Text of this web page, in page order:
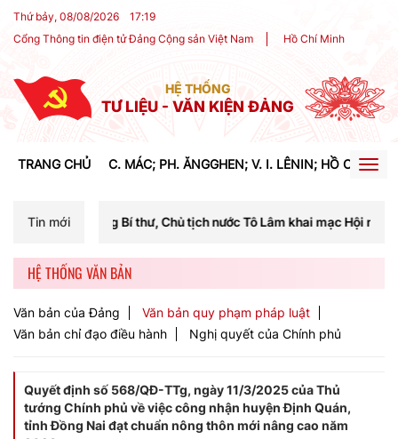
Thứ bảy, 08/08/2026 17:19
Cổng Thông tin điện tử Đảng Cộng sản Việt Nam
Hồ Chí Minh
HỆ THỐNG
TƯ LIỆU - VĂN KIỆN ĐẢNG
TRANG CHỦ C. MÁC; PH. ĂNGGHEN; V. I. LÊNIN; HỒ CHÍ
Tin mới
Bí thư, Chủ tịch nước Tô Lâm khai mạc Hội nghị Trung ương lần
HỆ THỐNG VĂN BẢN
Văn bản của Đảng
Văn bản quy phạm pháp luật
Văn bản chỉ đạo điều hành
Nghị quyết của Chính phủ
Quyết định số 568/QĐ-TTg, ngày 11/3/2025 của Thủ
tướng Chính phủ về việc công nhận huyện Định Quán,
tỉnh Đồng Nai đạt chuẩn nông thôn mới nâng cao năm